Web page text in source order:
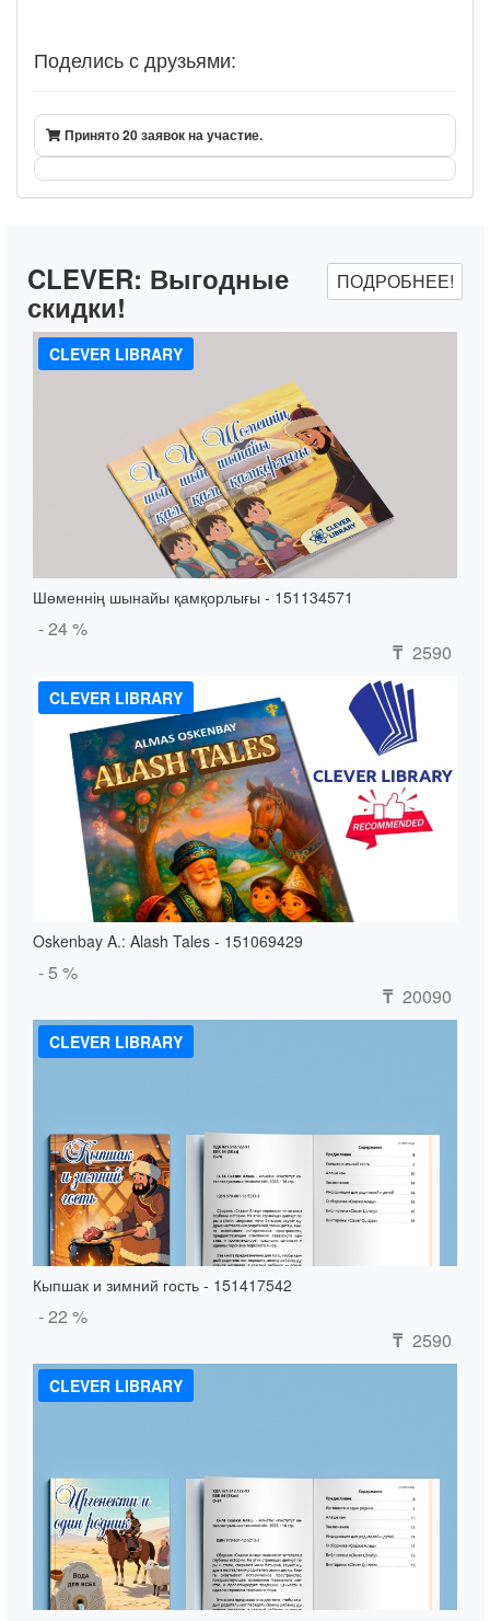
Поделись с друзьями:
Принято 20 заявок на участие.
CLEVER: Выгодные
скидки!
ПОДРОБНЕЕ!
CLEVER LIBRARY
Шөменнің шынайы қамқорлығы - 151134571
- 24 %
₸ 2590
CLEVER LIBRARY
Oskenbay A.: Alash Tales - 151069429
- 5 %
₸ 20090
CLEVER LIBRARY
Кыпшак и зимний гость - 151417542
- 22 %
₸ 2590
CLEVER LIBRARY